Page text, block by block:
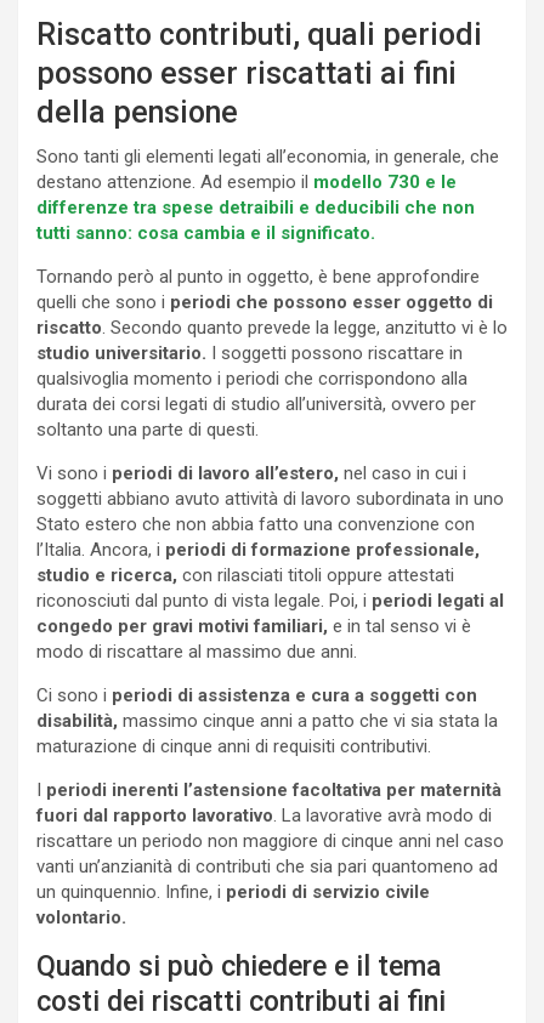
Riscatto contributi, quali periodi
possono esser riscattati ai fini
della pensione
Sono tanti gli elementi legati all’economia, in generale, che
destano attenzione. Ad esempio il modello 730 e le
differenze tra spese detraibili e deducibili che non
tutti sanno: cosa cambia e il significato.
Tornando però al punto in oggetto, è bene approfondire
quelli che sono i periodi che possono esser oggetto di
riscatto . Secondo quanto prevede la legge, anzitutto vi è lo
studio universitario. I soggetti possono riscattare in
qualsivoglia momento i periodi che corrispondono alla
durata dei corsi legati di studio all’università, ovvero per
soltanto una parte di questi.
Vi sono i periodi di lavoro all’estero, nel caso in cui i
soggetti abbiano avuto attività di lavoro subordinata in uno
Stato estero che non abbia fatto una convenzione con
l’Italia. Ancora, i periodi di formazione professionale,
studio e ricerca, con rilasciati titoli oppure attestati
riconosciuti dal punto di vista legale. Poi, i periodi legati al
congedo per gravi motivi familiari, e in tal senso vi è
modo di riscattare al massimo due anni.
Ci sono i periodi di assistenza e cura a soggetti con
disabilità, massimo cinque anni a patto che vi sia stata la
maturazione di cinque anni di requisiti contributivi.
I periodi inerenti l’astensione facoltativa per maternità
fuori dal rapporto lavorativo . La lavorative avrà modo di
riscattare un periodo non maggiore di cinque anni nel caso
vanti un’anzianità di contributi che sia pari quantomeno ad
un quinquennio. Infine, i periodi di servizio civile
volontario.
Quando si può chiedere e il tema
costi dei riscatti contributi ai fini